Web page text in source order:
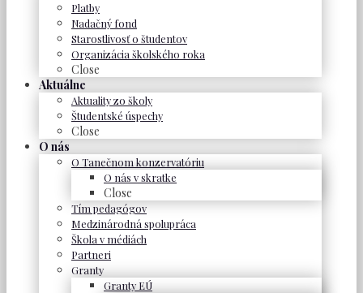
Platby
Nadačný fond
Starostlivosť o študentov
Organizácia školského roka
Close
Aktuálne
Aktuality zo školy
Študentské úspechy
Close
O nás
O Tanečnom konzervatóriu
O nás v skratke
Close
Tím pedagógov
Medzinárodná spolupráca
Škola v médiách
Partneri
Granty
Granty EÚ